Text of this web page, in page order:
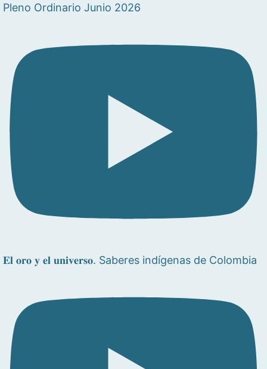
Pleno Ordinario Junio 2026
𝐄𝐥 𝐨𝐫𝐨 𝐲 𝐞𝐥 𝐮𝐧𝐢𝐯𝐞𝐫𝐬𝐨. Saberes indígenas de Colombia